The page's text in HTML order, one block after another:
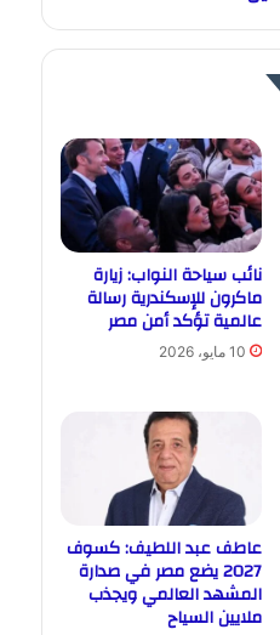
نائب سياحة النواب: زيارة
ماكرون للإسكندرية رسالة
عالمية تؤكد أمن مصر
10 مايو، 2026
عاطف عبد اللطيف: كسوف
2027 يضع مصر في صدارة
المشهد العالمي ويجذب
ملايين السياح